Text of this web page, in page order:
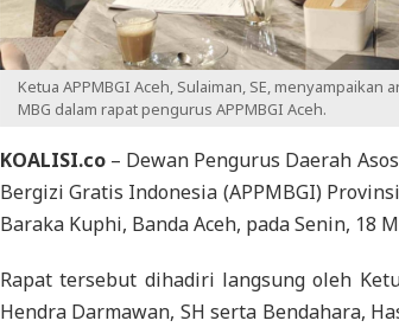
Ketua APPMBGI Aceh, Sulaiman, SE,
MBG dalam rapat pengurus APPMBGI Aceh.
KOALISI.co – Dewan Pengurus Daerah
Bergizi Gratis Indonesia (APPMBGI)
Baraka Kuphi, Banda Aceh, pada Senin, 18
Rapat tersebut dihadiri langsung oleh
Hendra Darmawan, SH serta Bendahara,